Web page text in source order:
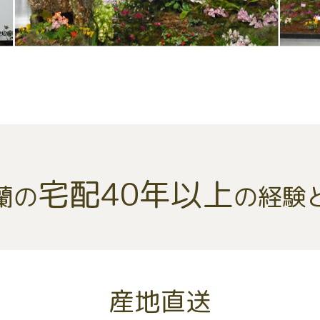
の宅配40年以上の経験
産地直送